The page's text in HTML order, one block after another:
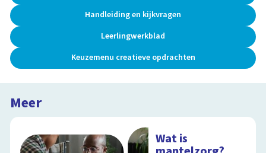
Handleiding en kijkvragen
Leerlingwerkblad
Keuzemenu creatieve opdrachten
Meer
Wat is